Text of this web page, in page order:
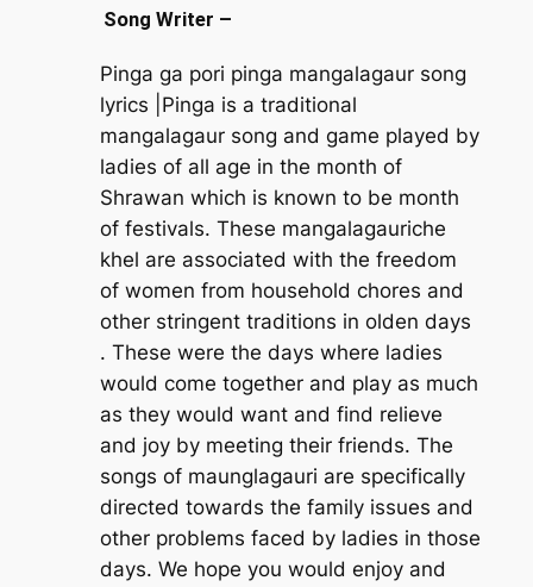
Song Writer –
Pinga ga pori pinga mangalagaur song
lyrics |Pinga is a traditional
mangalagaur song and game played by
ladies of all age in the month of
Shrawan which is known to be month
of festivals. These mangalagauriche
khel are associated with the freedom
of women from household chores and
other stringent traditions in olden days
. These were the days where ladies
would come together and play as much
as they would want and find relieve
and joy by meeting their friends. The
songs of maunglagauri are specifically
directed towards the family issues and
other problems faced by ladies in those
days. We hope you would enjoy and